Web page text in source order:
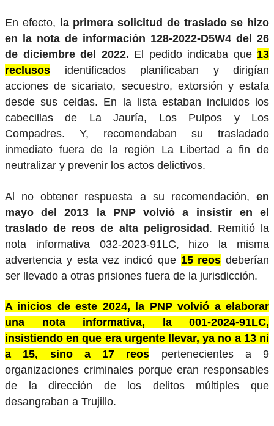
En efecto,
la primera solicitud de traslado se hizo
en la nota de información 128-2022-D5W4 del 26
de diciembre del 2022. El pedido indicaba que 13
reclusos identificados planificaban y dirigían
acciones de sicariato, secuestro, extorsión y estafa
desde sus celdas. En la lista estaban incluidos los
cabecillas de La Jauría, Los Pulpos y Los
Compadres. Y, recomendaban su trasladado
inmediato fuera de la región La Libertad a fin de
neutralizar y prevenir los actos delictivos.
Al no obtener respuesta a su recomendación, en
mayo del 2013 la PNP volvió a insistir en el
traslado de reos de alta peligrosidad. Remitió la
nota informativa 032-2023-91LC, hizo la misma
advertencia y esta vez indicó que 15 reos deberían
ser llevado a otras prisiones fuera de la jurisdicción.
A inicios de este 2024, la PNP volvió a elaborar
una nota informativa, la 001-2024-91LC,
insistiendo en que era urgente llevar, ya no a 13 ni
a 15, sino a 17 reos pertenecientes a 9
organizaciones criminales porque eran responsables
de la dirección de los delitos múltiples que
desangraban a Trujillo.